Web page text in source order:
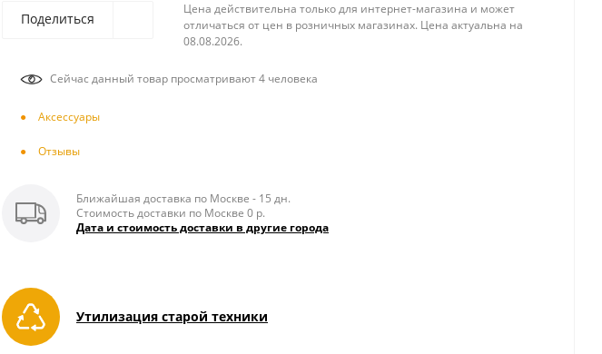
Поделиться
Цена действительна только для интернет-магазина и может
отличаться от цен в розничных магазинах. Цена актуальна на
08.08.2026.
Сейчас данный товар просматривают 4 человека
Аксесcуары
Отзывы
Ближайшая доставка по Москве - 15 дн.
Стоимость доставки по Москве 0 р.
Дата и стоимость доставки в другие города
Утилизация старой техники